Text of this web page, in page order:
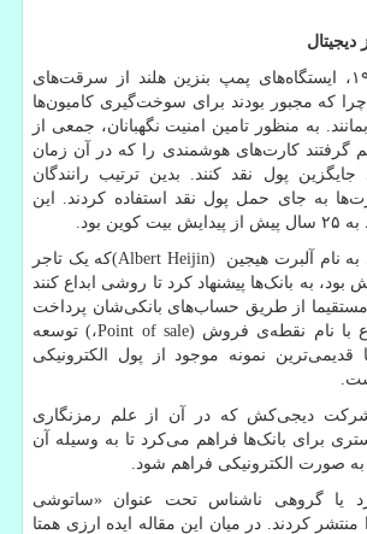
در اواخر دهه‌ی ۱۹۸۰، ایستگاه‌های پمپ بنزین هلند از سرقت‌های
که مجبور بودند برای سوخت‌گیری کامیون‌ها
به منظور تامین امنیت نگهبانان، جمعی از
گرفتند کارت‌های هوشمندی را که در آن زمان
پول نقد کنند. بدین ترتیب رانندگان
به جای حمل پول نقد استفاده کردند. این
بود.
نام آلبرت هیجین (Albert Heijin)که یک تاجر
بود، به بانک‌ها پیشنهاد کرد تا روشی ابداع کنند
مستقیما از طریق حساب‌های بانکی‌شان پرداخت
با نام نقطه‌ی فروش Point of sale)،(توسعه
قدیمی‌ترین نمونه موجود از پول الکترونیکی
اواخر دهه 90 شرکت دیجی‌کش که در آن از علم رمزنگاری
برای بانک‌ها فراهم می‌کرد تا به وسیله آن
به صورت الکترونیکی فراهم شود.
۲۰۰۹، فرد یا گروهی ناشناس تحت عنوان «ساتوشی
منتشر کردند. در میان این مقاله ایده ارزی همتا